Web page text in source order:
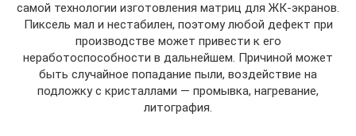
самой технологии изготовления матриц для ЖК-экранов.
Пиксель мал и нестабилен, поэтому любой дефект при
производстве может привести к его
неработоспособности в дальнейшем. Причиной может
быть случайное попадание пыли, воздействие на
подложку с кристаллами — промывка, нагревание,
литография.